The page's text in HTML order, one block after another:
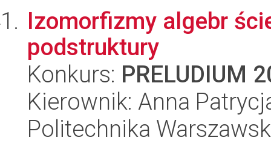
Izomorfizmy algebr
podstruktury
Konkurs: PRELUDIUM
Kierownik: Anna
Politechnika